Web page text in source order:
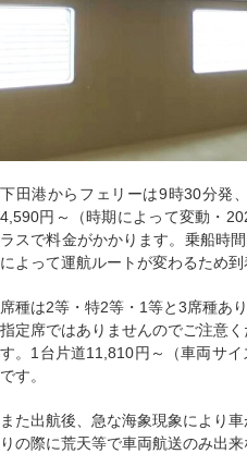
下田港からフェリーは9時30分発
4,590円～（時期によって変動・
ラスで料金がかかります。乗船時
によって運航ルートが変わるため到
席種は2等・特2等・1等と3席種あ
指定席ではありませんのでご注意
す。1台片道11,810円～（車両サイ
です。
また出航後、急な海象現象により
りの際に荒天等で車両航送のみ出